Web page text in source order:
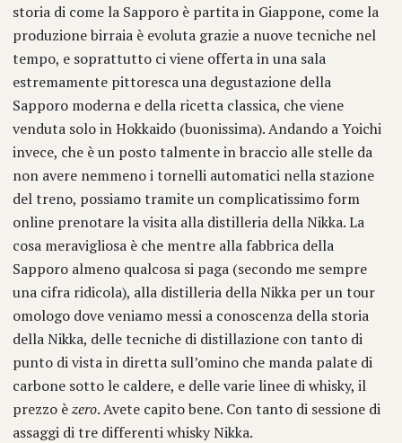
storia di come la Sapporo è partita in Giappone, come la
produzione birraia è evoluta grazie a nuove tecniche nel
tempo, e soprattutto ci viene offerta in una sala
estremamente pittoresca una degustazione della
Sapporo moderna e della ricetta classica, che viene
venduta solo in Hokkaido (buonissima). Andando a Yoichi
invece, che è un posto talmente in braccio alle stelle da
non avere nemmeno i tornelli automatici nella stazione
del treno, possiamo tramite un complicatissimo form
online prenotare la visita alla distilleria della Nikka. La
cosa meravigliosa è che mentre alla fabbrica della
Sapporo almeno qualcosa si paga (secondo me sempre
una cifra ridicola), alla distilleria della Nikka per un tour
omologo dove veniamo messi a conoscenza della storia
della Nikka, delle tecniche di distillazione con tanto di
punto di vista in diretta sull’omino che manda palate di
carbone sotto le caldere, e delle varie linee di whisky, il
prezzo èzero. Avete capito bene. Con tanto di sessione di
assaggi di tre differenti whisky Nikka.